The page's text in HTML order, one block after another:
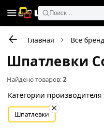
Поиск ..
Главная Все
Шпатлевки
Найдено товаров:2
Категории производителя
Шпатлевки